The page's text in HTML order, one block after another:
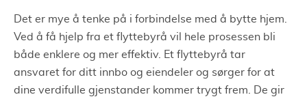
Det er mye å tenke på i forbindelse med å bytte hjem.
Ved å få hjelp fra et flyttebyrå vil hele prosessen bli
både enklere og mer effektiv. Et flyttebyrå tar
ansvaret for ditt innbo og eiendeler og sørger for at
dine verdifulle gjenstander kommer trygt frem. De gir